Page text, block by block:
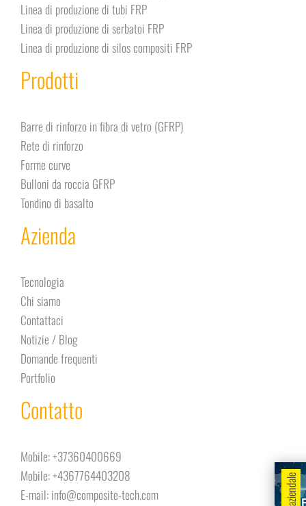
Linea di produzione di tubi FRP
Linea di produzione di serbatoi FRP
Linea di produzione di silos compositi FRP
Prodotti
Barre di rinforzo in fibra di vetro (GFRP)
Rete di rinforzo
Forme curve
Bulloni da roccia GFRP
Tondino di basalto
Azienda
Tecnologia
Chi siamo
Contattaci
Notizie / Blog
Domande frequenti
Portfolio
Contatto
Mobile:+37360400669
Mobile:+4367764403208
E-mail:info@composite-tech.com